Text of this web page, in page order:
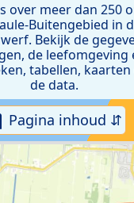
over meer dan 250
Buitengebied in
Bekijk de
de leefomgeving
tabellen,
de data.
Pagina inhoud ⇵